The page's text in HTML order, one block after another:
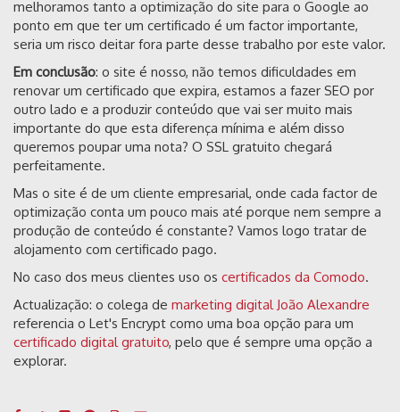
melhoramos tanto a optimização do site para o Google ao
ponto em que ter um certificado é um factor importante,
seria um risco deitar fora parte desse trabalho por este valor.
Em conclusão: o site é nosso, não temos dificuldades em
renovar um certificado que expira, estamos a fazer SEO por
outro lado e a produzir conteúdo que vai ser muito mais
importante do que esta diferença mínima e além disso
queremos poupar uma nota? O SSL gratuito chegará
perfeitamente.
Mas o site é de um cliente empresarial, onde cada factor de
optimização conta um pouco mais até porque nem sempre a
produção de conteúdo é constante? Vamos logo tratar de
alojamento com certificado pago.
No caso dos meus clientes uso os certificados da Comodo.
Actualização: o colega de marketing digital João Alexandre
referencia o Let's Encrypt como uma boa opção para um
certificado digital gratuito, pelo que é sempre uma opção a
explorar.